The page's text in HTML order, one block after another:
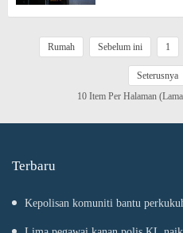
Rumah Sebelum ini 1
Seterusnya
10 Item Per Halaman
Terbaru
Kepolisan komuniti bantu